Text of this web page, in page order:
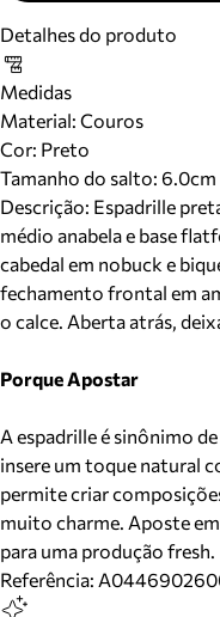
Detalhes do produto
Medidas
Material: Couros
Cor: Preto
Tamanho do salto: 6.0cm
Descrição: Espadrille
médio anabela e base
cabedal em nobuck e
fechamento frontal em
o calce. Aberta atrás,
Porque Apostar
A espadrille é sinônimo
insere um toque natural
permite criar
muito charme. Aposte
para uma produção fresh.
Referência: